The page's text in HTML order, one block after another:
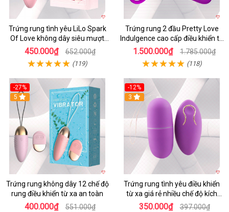
Trứng rung tình yêu LiLo Spark
Of Love không dây siêu mượt
chống nước
450.000₫ 652.000₫
(119)
Trứng rung 2 đầu Pretty Love
Indulgence cao cấp điều khiển từ
xa
1.500.000₫ 1.785.000₫
(118)
-27%
5
Trứng rung không dây 12 chế độ
rung điều khiển từ xa an toàn
400.000₫ 551.000₫
-12%
3
Trứng rung tình yêu điều khiển
từ xa giá rẻ nhiều chế độ kích
thích
350.000₫ 397.000₫